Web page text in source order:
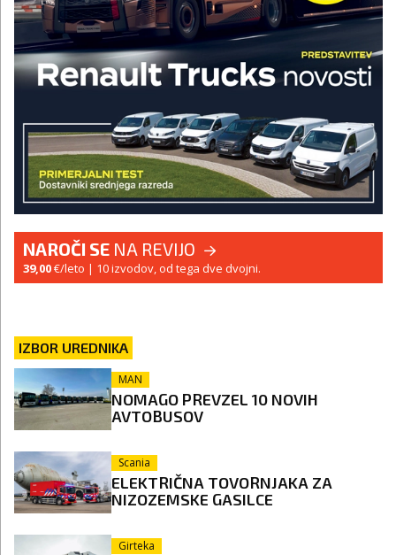
NAROČI SE NA REVIJO
39,00€/leto | 10 izvodov, od tega dve dvojni.
IZBOR UREDNIKA
MAN
NOMAGO PREVZEL 10 NOVIH
AVTOBUSOV
Scania
ELEKTRIČNA TOVORNJAKA ZA
NIZOZEMSKE GASILCE
Girteka